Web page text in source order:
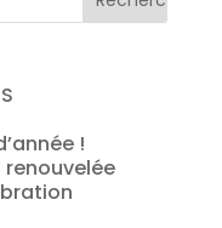
!
renouvelée